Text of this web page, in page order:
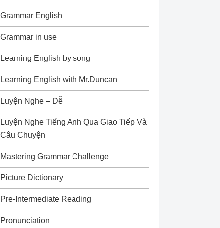
Grammar English
Grammar in use
Learning English by song
Learning English with Mr.Duncan
Luyện Nghe – Dễ
Luyện Nghe Tiếng Anh Qua Giao Tiếp Và
Câu Chuyện
Mastering Grammar Challenge
Picture Dictionary
Pre-Intermediate Reading
Pronunciation